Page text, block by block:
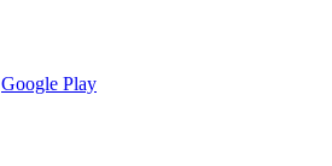
Google Play